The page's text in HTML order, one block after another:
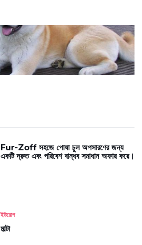
Fur-Zoff সহজে পোষা চুল অপসারণের জন্য
একটি দ্রুত এবং পরিবেশ বান্ধব সমাধান অফার করে।
ইউরোপ
মাল্টা